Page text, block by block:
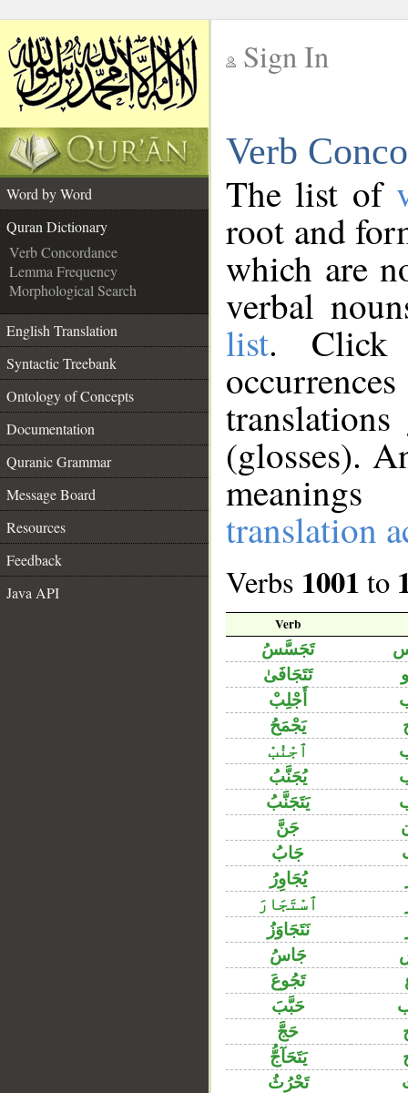
Sign In
Verb
Word by Word
Quran Dictionary
Verb Concordance
Lemma Frequency
Morphological Search
English Translation
Syntactic Treebank
Ontology of Concepts
Documentation
Quranic Grammar
Message Board
Resources
Feedback
Java API
The list of
root and
which are
verbal
list. Click
(glosses).
translation
Verbs 1001 to
Verb
تَجَسَّسُ
تَتَجَافَىٰ
أَجْلِبْ
يَجْمَحُ
ٱجْنُبْ
يُجَنَّبُ
يَتَجَنَّبُ
جَنَّ
جَابُ
يُجَاوِرُ
ٱسْتَجَارَ
نَتَجَاوَزُ
جَاسُ
تَجُوعَ
حَبَّبَ
حَجَّ
يَتَحَآجُّ
تَحْرُثُ